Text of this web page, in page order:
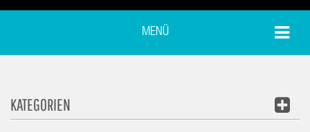
MENÜ
KATEGORIEN